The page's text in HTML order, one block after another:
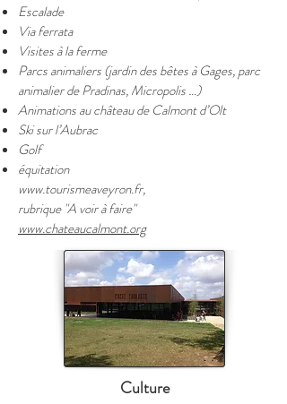
Escalade
Via ferrata
Visites à la ferme
Parcs animaliers (jardin des bêtes à Gages, parc
animalier de Pradinas, Micropolis …)
Animations au château de Calmont d’Olt
Ski sur l’Aubrac
Golf
équitation
www.tourismeaveyron.fr,
rubrique "A voir à faire"
www.chateaucalmont.org
Culture